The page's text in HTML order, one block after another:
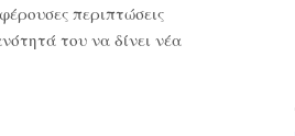
περιπτώσεις
του να δίνει νέα